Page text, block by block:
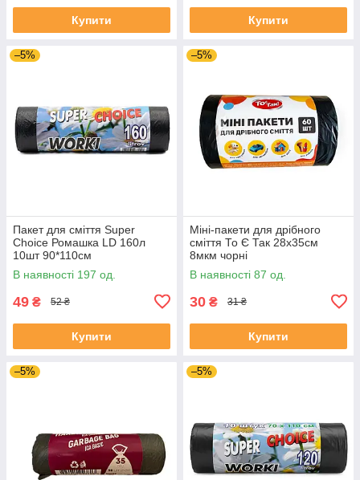
Купити Купити
–5%
Пакет для сміття Super
Choice Ромашка LD 160л
10шт 90*110см
В наявності 197 од.
49 ₴ 52 ₴
Купити
–5%
Міні-пакети для дрібного
сміття То Є Так 28х35см
8мкм чорні
В наявності 87 од.
30 ₴ 31 ₴
Купити
–5% –5%